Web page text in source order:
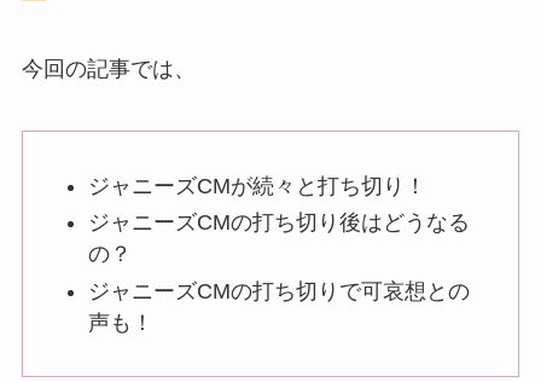
今回の記事では、
ジャニーズCMが続々と打ち切り！
ジャニーズCMの打ち切り後はどうなる
の？
ジャニーズCMの打ち切りで可哀想との
声も！